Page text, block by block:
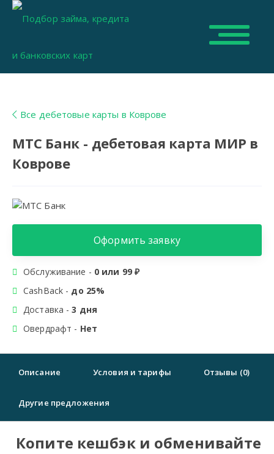
Все дебетовые карты в Коврове
МТС Банк - дебетовая карта МИР в
Коврове
Оформить заявку
Обслуживание - 0 или 99 ₽
CashBack - до 25%
Доставка -3 дня
Овердрафт - Нет
Описание Условия и тарифы Отзывы (0)
Другие предложения
Копите кешбэк и обменивайте